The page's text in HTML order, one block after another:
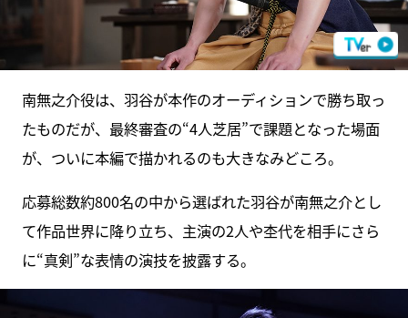
南無之介役は、羽谷が本作のオーディションで勝ち取っ
たものだが、最終審査の“4人芝居”で課題となった場面
が、ついに本編で描かれるのも大きなみどころ。
応募総数約800名の中から選ばれた羽谷が南無之介とし
て作品世界に降り立ち、主演の2人や杢代を相手にさら
に“真剣”な表情の演技を披露する。